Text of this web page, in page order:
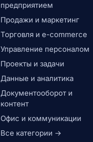
предприятием
Продажи и маркетинг
Торговля и e-commerce
Управление персоналом
Проекты и задачи
Данные и аналитика
Документооборот и
контент
Офис и коммуникации
Все категории →